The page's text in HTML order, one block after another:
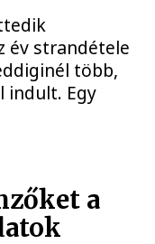
év strandétele
több,
indult. Egy
a